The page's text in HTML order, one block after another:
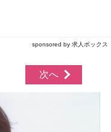
sponsored by 求人ボックス
次へ